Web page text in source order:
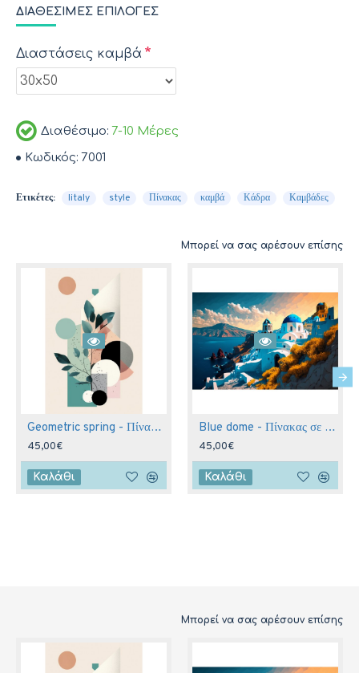
Διαθέσιμο: 7-10 Μέρες
Κωδικός: 7001
ΔΙΑΘΈΣΙΜΕΣ ΕΠΙΛΟΓΈΣ
Διαστάσεις καμβά
Ετικέτες: Iitaly style Πίνακας καμβά Κάδρα Καμβάδες
Μπορεί να σας αρέσουν επίσης
Geometric spring - Πίνακας σε καμβά
45,00€
Καλάθι
Blue dome - Πίνακας σε καμβά
45,00€
Καλάθι
Μπορεί να σας αρέσουν επίσης